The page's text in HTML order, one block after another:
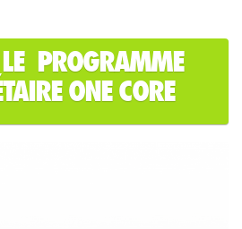
PROGRAMME
ONE CORE